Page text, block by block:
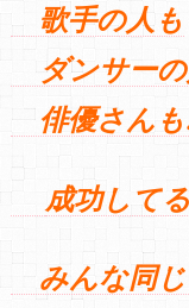
歌手の人も
ダンサーの
俳優さん
成功して
みんな同